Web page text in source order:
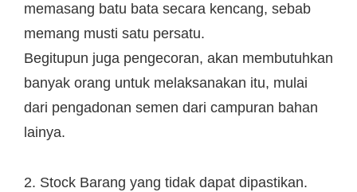
memasang batu bata secara kencang, sebab
memang musti satu persatu.
Begitupun juga pengecoran, akan membutuhkan
banyak orang untuk melaksanakan itu, mulai
dari pengadonan semen dari campuran bahan
lainya.
2. Stock Barang yang tidak dapat dipastikan.